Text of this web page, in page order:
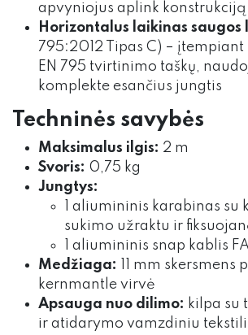
apvyniojus aplink konstrukciją
Horizontalus laikinas saugos
795:2012 Tipas C) –
EN 795 tvirtinimo taškų,
komplekte esančius jungtis
Techninės savybės
Maksimalus ilgis: 2 m
Svoris: 0,75 kg
Jungtys:
1 aliumininis karabinas su
sukimo užraktu ir
1 aliumininis snap kablis
Medžiaga:
11 mm skersmens
kernmantle virvė
Apsauga nuo dilimo: kilpa su
ir atidarymo vamzdiniu